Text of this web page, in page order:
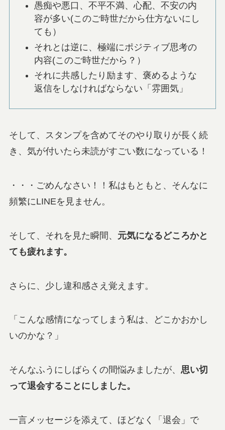
愚痴や悪口、不平不満、心配、不安の内
容が多い(このご時世だから仕方ないにし
ても）
それとは逆に、極端にポジティブ思考の
内容(このご時世だから？）
それに共感したり励ます、褒めるような
返信をしなければならない「雰囲気」
そして、スタンプを含めてそのやり取りが長く続
き、気が付いたら未読がすごい数になっている！
・・・ごめんなさい！！私はもともと、そんなに
頻繁にLINEを見ません。
そして、それを見た瞬間、 元気になるどころかと
ても疲れます。
さらに、少し違和感さえ覚えます。
「こんな感情になってしまう私は、どこかおかし
いのかな？」
そんなふうにしばらくの間悩みましたが、 思い切
って退会することにしました。
一言メッセージを添えて、ほどなく「退会」で